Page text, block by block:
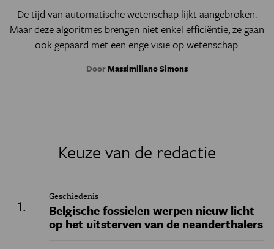
De tijd van automatische wetenschap lijkt aangebroken.
Maar deze algoritmes brengen niet enkel efficiëntie, ze gaan
ook gepaard met een enge visie op wetenschap.
DoorMassimiliano Simons
Keuze van de redactie
Geschiedenis
Belgische fossielen werpen nieuw licht
op het uitsterven van de neanderthalers